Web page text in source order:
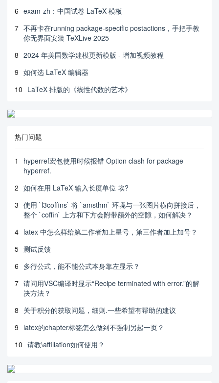
6 exam-zh：中国试卷 LaTeX 模板
7 不再卡在running package-specific postactions，手把手教
你无界面安装 TeXLive 2025
8 2024 年美国数学建模更新模版 - 增加视频教程
9 如何选 LaTeX 编辑器
10 LaTeX 排版的《线性代数的艺术》
热门问题
1
hyperref宏包使用时候报错 Option clash for package
hyperref.
2 如何在用 LaTeX 输入长度单位 埃?
3 使用 `l3coffins` 将 `amsthm` 环境与一张图片横向拼接后，
整个 `coffin` 上方和下方会附带额外的空隙，如何解决？
4 latex 中怎么样给第二作者加上星号，第三作者加上加号？
5 测试反馈
6 多行公式，能不能公式本身靠左显示？
7 请问用VSC编译时显示“Recipe terminated with error.”的解
决方法？
8 关于积分的获取问题，细则.一些希望有帮助的建议
9 latex的chapter标签怎么做到不强制另起一页？
10 请教\affiliation如何使用？